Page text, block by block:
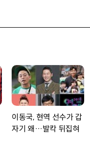
이동국, 현역 선수가 갑
자기 왜…발칵 뒤집혀